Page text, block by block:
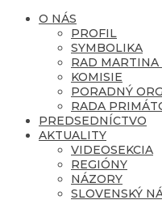
O NÁS
PROFIL
SYMBOLIKA
RAD MARTINA
KOMISIE
PORADNÝ
RADA
PREDSEDNÍCTVO
AKTUALITY
VIDEOSEKCIA
REGIÓNY
NÁZORY
SLOVENSKÝ